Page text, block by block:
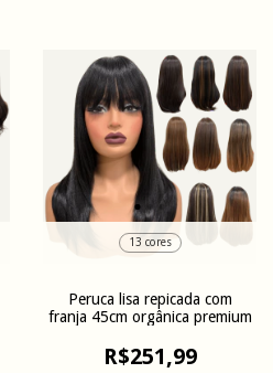
13 cores
Peruca lisa repicada com
franja 45cm orgânica premium
R$251,99